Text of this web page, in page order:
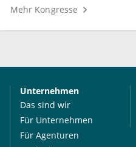
Mehr Kongresse
Unternehmen
Das sind wir
Für Unternehmen
Für Agenturen